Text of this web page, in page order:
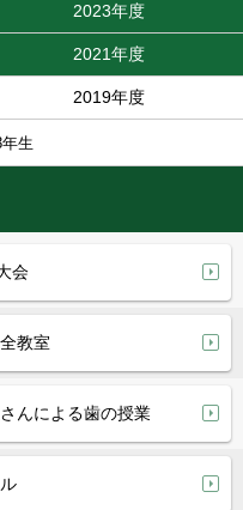
2023年度
2021年度
2019年度
生
会
教室
んによる歯の授業